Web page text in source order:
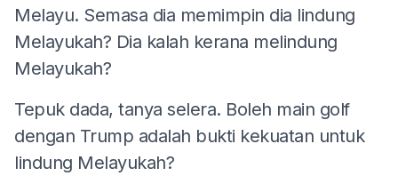
Melayu. Semasa dia memimpin dia lindung
Melayukah? Dia kalah kerana melindung
Melayukah?
Tepuk dada, tanya selera. Boleh main golf
dengan Trump adalah bukti kekuatan untuk
lindung Melayukah?